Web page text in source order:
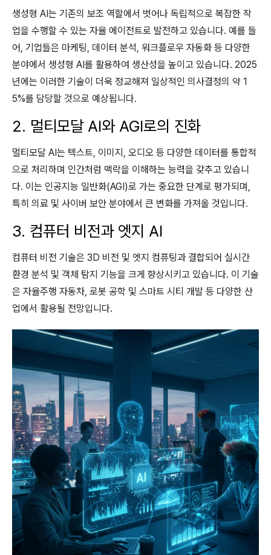
생성형 AI는 기존의 보조 역할에서 벗어나 독립적으로 복잡한 작
업을 수행할 수 있는 자율 에이전트로 발전하고 있습니다. 예를 들
어, 기업들은 마케팅, 데이터 분석, 워크플로우 자동화 등 다양한
분야에서 생성형 AI를 활용하여 생산성을 높이고 있습니다. 2025
년에는 이러한 기술이 더욱 정교해져 일상적인 의사결정의 약 1
5%를 담당할 것으로 예상됩니다.
2. 멀티모달 AI와 AGI로의 진화
멀티모달 AI는 텍스트, 이미지, 오디오 등 다양한 데이터를 통합적
으로 처리하며 인간처럼 맥락을 이해하는 능력을 갖추고 있습니
다. 이는 인공지능 일반화(AGI)로 가는 중요한 단계로 평가되며,
특히 의료 및 사이버 보안 분야에서 큰 변화를 가져올 것입니다.
3. 컴퓨터 비전과 엣지 AI
컴퓨터 비전 기술은 3D 비전 및 엣지 컴퓨팅과 결합되어 실시간
환경 분석 및 객체 탐지 기능을 크게 향상시키고 있습니다. 이 기술
은 자율주행 자동차, 로봇 공학 및 스마트 시티 개발 등 다양한 산
업에서 활용될 전망입니다.